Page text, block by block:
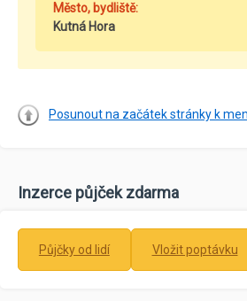
Město, bydliště:
Kutná Hora
Posunout na začátek stránky k
Inzerce půjček zdarma
Půjčky od lidí Vložit poptávku